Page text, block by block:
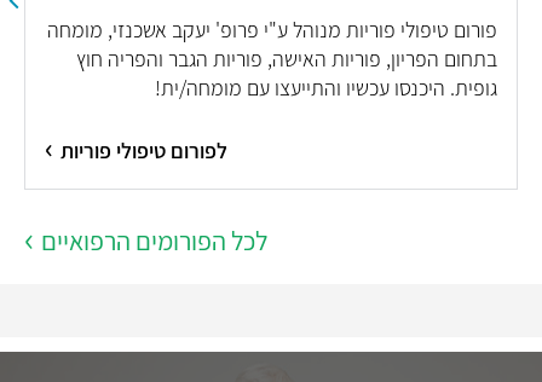
פורום טיפולי פוריות מנוהל ע"י פרופ' יעקב אשכנזי, מומחה
בתחום הפריון, פוריות האישה, פוריות הגבר והפריה חוץ
גופית. היכנסו עכשיו והתייעצו עם מומחה/ית!
לפורום טיפולי פוריות
לכל הפורומים הרפואיים